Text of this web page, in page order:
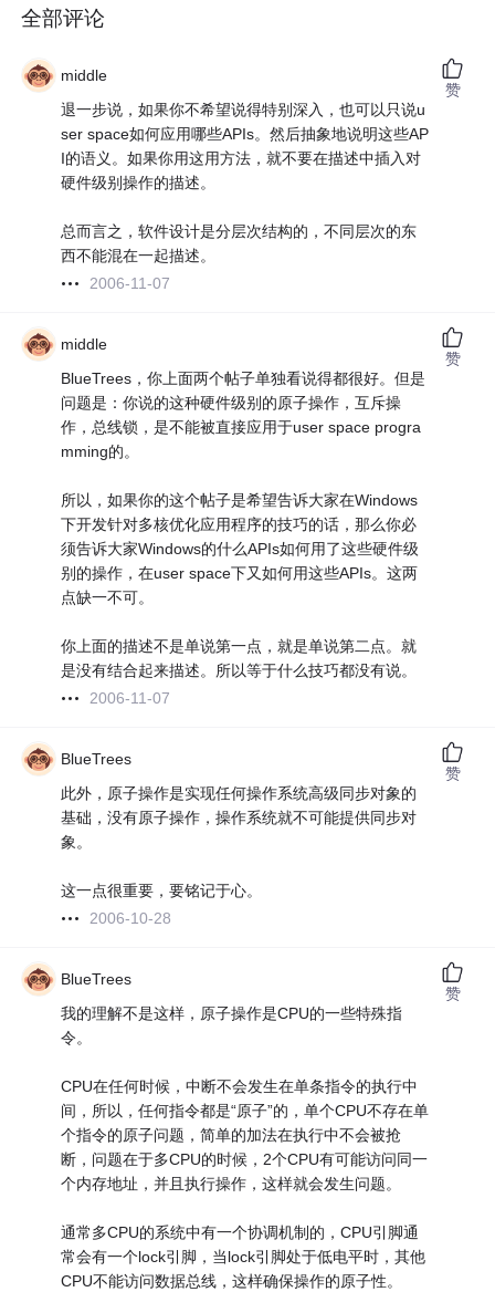
全部评论
middle
退一步说，如果你不希望说得特别深入，也可以只说u
ser space如何应用哪些APIs。然后抽象地说明这些AP
I的语义。如果你用这用方法，就不要在描述中插入对
硬件级别操作的描述。
总而言之，软件设计是分层次结构的，不同层次的东
西不能混在一起描述。
2006-11-07
赞
middle
BlueTrees，你上面两个帖子单独看说得都很好。但是
问题是：你说的这种硬件级别的原子操作，互斥操
作，总线锁，是不能被直接应用于user space progra
mming的。
所以，如果你的这个帖子是希望告诉大家在Windows
下开发针对多核优化应用程序的技巧的话，那么你必
须告诉大家Windows的什么APIs如何用了这些硬件级
别的操作，在user space下又如何用这些APIs。这两
点缺一不可。
你上面的描述不是单说第一点，就是单说第二点。就
是没有结合起来描述。所以等于什么技巧都没有说。
2006-11-07
赞
BlueTrees
此外，原子操作是实现任何操作系统高级同步对象的
基础，没有原子操作，操作系统就不可能提供同步对
象。
这一点很重要，要铭记于心。
2006-10-28
赞
BlueTrees
我的理解不是这样，原子操作是CPU的一些特殊指
令。
CPU在任何时候，中断不会发生在单条指令的执行中
间，所以，任何指令都是“原子”的，单个CPU不存在单
个指令的原子问题，简单的加法在执行中不会被抢
断，问题在于多CPU的时候，2个CPU有可能访问同一
个内存地址，并且执行操作，这样就会发生问题。
通常多CPU的系统中有一个协调机制的，CPU引脚通
常会有一个lock引脚，当lock引脚处于低电平时，其他
CPU不能访问数据总线，这样确保操作的原子性。
赞